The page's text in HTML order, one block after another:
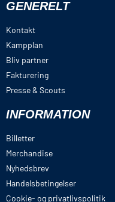
GENERELT
Kontakt
Kampplan
Bliv partner
Fakturering
Presse & Scouts
INFORMATION
Billetter
Merchandise
Nyhedsbrev
Handelsbetingelser
Cookie- og privatlivspolitik